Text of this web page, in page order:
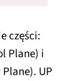
części:
Plane) i
Plane). UP